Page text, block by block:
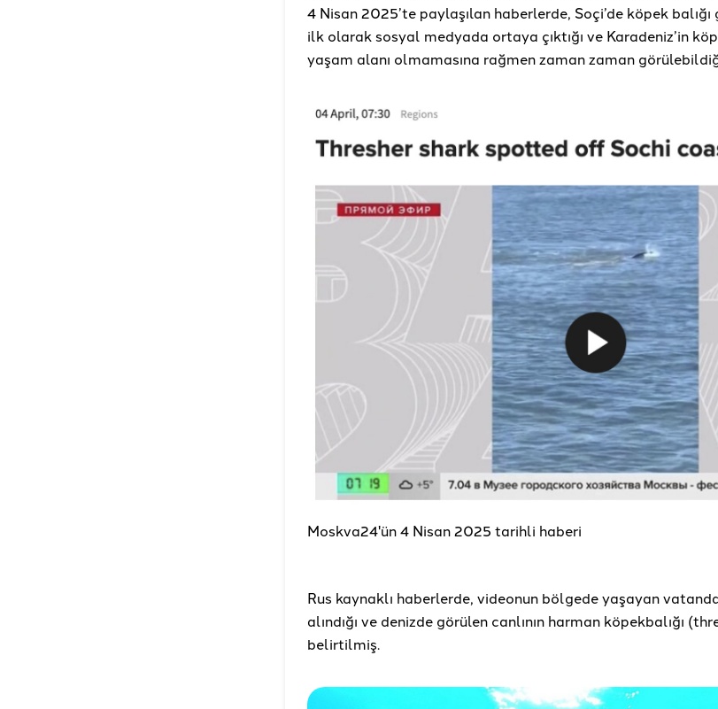
4 Nisan 2025’te paylaşılan haberlerde, Soçi’de köpek
ilk olarak sosyal medyada ortaya çıktığı ve Karadeniz’in
yaşam alanı olmamasına rağmen zaman zaman
Moskva24'ün 4 Nisan 2025 tarihli haberi
Rus kaynaklı haberlerde, videonun bölgede yaşayan
alındığı ve denizde görülen canlının harman köpekbalığı
belirtilmiş.